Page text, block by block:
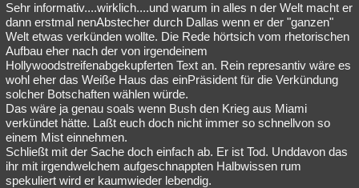
Sehr informativ....wirklich....und warum in alles n der Welt macht er
dann erstmal nenAbstecher durch Dallas wenn er der "ganzen"
Welt etwas verkünden wollte. Die Rede hörtsich vom rhetorischen
Aufbau eher nach der von irgendeinem
Hollywoodstreifenabgekupferten Text an. Rein represantiv wäre es
wohl eher das Weiße Haus das einPräsident für die Verkündung
solcher Botschaften wählen würde.
Das wäre ja genau soals wenn Bush den Krieg aus Miami
verkündet hätte. Laßt euch doch nicht immer so schnellvon so
einem Mist einnehmen.
Schließt mit der Sache doch einfach ab. Er ist Tod. Unddavon das
ihr mit irgendwelchem aufgeschnappten Halbwissen rum
spekuliert wird er kaumwieder lebendig.